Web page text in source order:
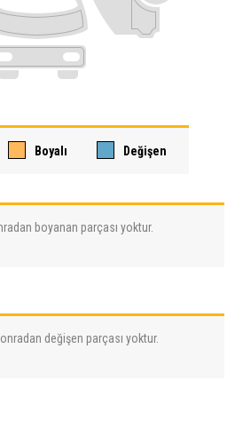
Boyalı Değişen
boyanan parçası yoktur.
değişen parçası yoktur.